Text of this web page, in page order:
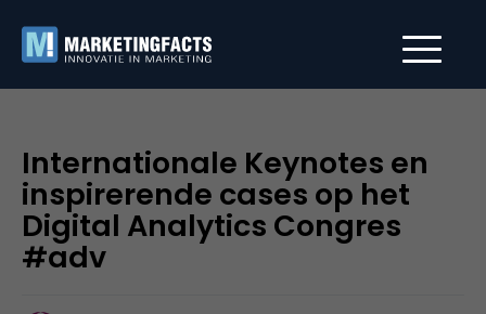
Internationale Keynotes en
inspirerende cases op het
Digital Analytics Congres
#adv